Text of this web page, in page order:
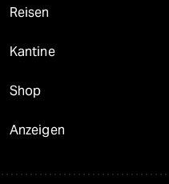
Reisen
Kantine
Shop
Anzeigen